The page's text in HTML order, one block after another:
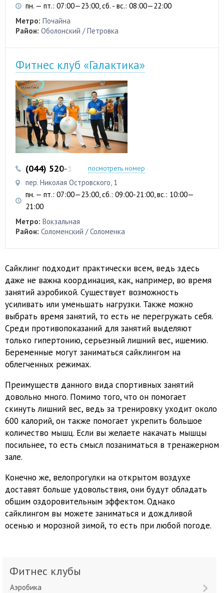
пн. — пт.: 07:00—23:00, сб. - вс.: 08:00—22:00
Метро: Почайна
Район: Оболонский / Петровка
Фитнес клуб «Галактика»
(044) 520-14-53посмотреть номер
пер. Николая Островского, 1
пн. — пт.: 07:00—23:00, сб.: 09:00-21:00, вс.: 10:00—
21:00
Метро: Вокзальная
Район: Соломенский / Соломенка
Сайклинг подходит практически всем, ведь здесь
даже не важна координация, как, например, во время
занятий аэробикой. Существует возможность
усиливать или уменьшать нагрузки. Также можно
выбрать время занятий, то есть не перегружать себя.
Среди противопоказаний для занятий выделяют
только гипертонию, серьезный лишний вес, ишемию.
Беременные могут заниматься сайклингом на
облегченных режимах.
Преимуществ данного вида спортивных занятий
довольно много. Помимо того, что он помогает
скинуть лишний вес, ведь за тренировку уходит около
600 калорий, он также помогает укрепить большое
количество мышц. Если вы желаете накачать мышцы
посильнее, то есть смысл позаниматься в тренажерном
зале.
Конечно же, велопрогулки на открытом воздухе
доставят больше удовольствия, они будут обладать
общим оздоровительным эффектом. Однако
сайклингом вы можете заниматься и дождливой
осенью и морозной зимой, то есть при любой погоде.
Фитнес клубы
Аэробика